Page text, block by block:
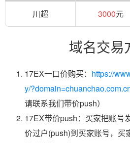
川超
3000元
域名交易
17EX一口价购买： https://
y/
请联系我们带价push）
17EX带价push：买家把账号
价过户(push)到买家账号，买